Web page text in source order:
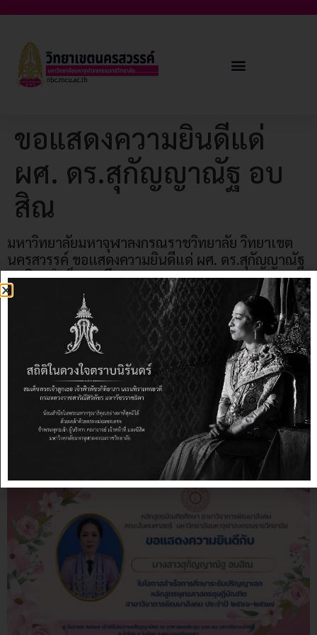
ขอแสดงความยินดีแด่
ผศ. ดร.สุกัญญาณัฐ อบ
สิณ
มหาวิทยาลัยมหาจุฬาลงกรณราชวิทยาลัย วิทยาเขต
นครสวรรค์ ขอแสดงความยินดีแด่ ผศ. ดร.สุกัญญาณัฐ
อบสิณ สำเร็จการศึกษาครุศาสตรดุษฎีบัณฑิต“สาขาวิชาการ
สอนสังคมศึกษา” คณะครุศาสตร์’ และหลักสูตรพุทธศาสตรดุษฎีบัณฑิต
สาขาวิชาการพัฒนาสังคม
มหาวิทยามหาจุฬาลงกรณราชวิทยาลัย